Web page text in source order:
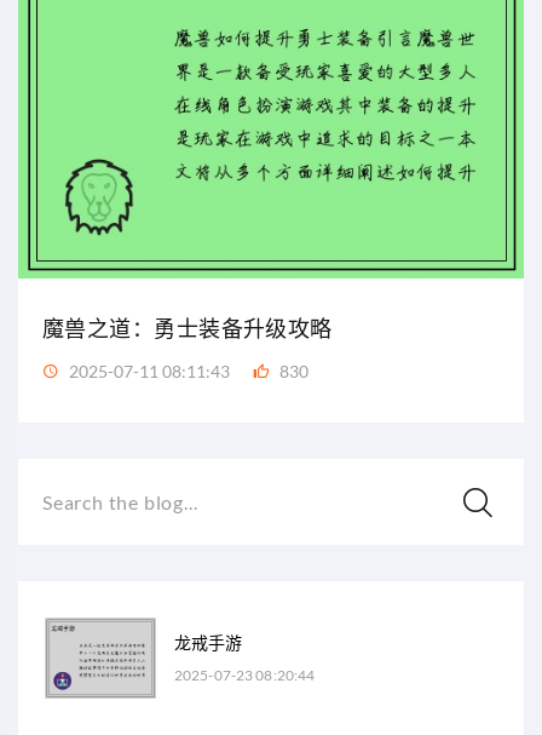
魔兽之道：勇士装备升级攻略
2025-07-11 08:11:43 830
Search the blog...
龙戒手游
2025-07-23 08:20:44